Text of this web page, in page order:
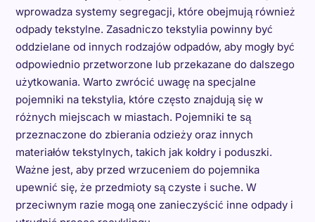
wprowadza systemy segregacji, które obejmują również
odpady tekstylne. Zasadniczo tekstylia powinny być
oddzielane od innych rodzajów odpadów, aby mogły być
odpowiednio przetworzone lub przekazane do dalszego
użytkowania. Warto zwrócić uwagę na specjalne
pojemniki na tekstylia, które często znajdują się w
różnych miejscach w miastach. Pojemniki te są
przeznaczone do zbierania odzieży oraz innych
materiałów tekstylnych, takich jak kołdry i poduszki.
Ważne jest, aby przed wrzuceniem do pojemnika
upewnić się, że przedmioty są czyste i suche. W
przeciwnym razie mogą one zanieczyścić inne odpady i